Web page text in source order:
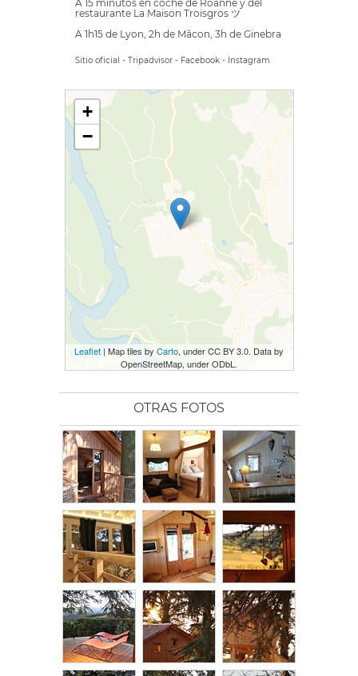
A 15 minutos en coche de Roanne y del
restaurante La Maison Troisgros ツ
A 1h15 de Lyon, 2h de Mâcon, 3h de Ginebra
Sitio oficial - Tripadvisor - Facebook - Instagram
+
−
Leaflet | Map tiles byCarto, under CC BY 3.0. Data by
OpenStreetMap, under ODbL.
OTRAS FOTOS